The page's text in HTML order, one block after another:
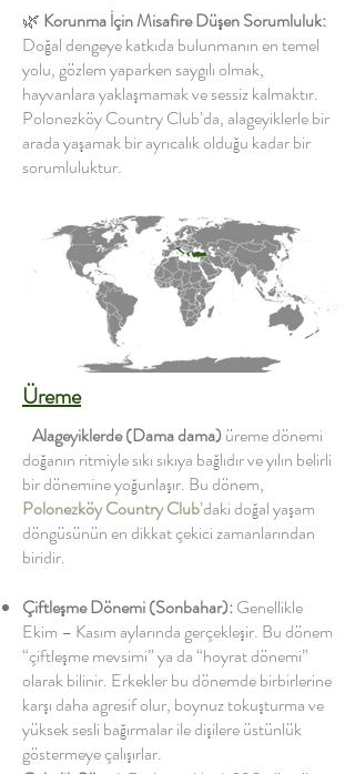
🌿 Korunma İçin Misafire Düşen Sorumluluk:
Doğal dengeye katkıda bulunmanın en temel
yolu, gözlem yaparken saygılı olmak,
hayvanlara yaklaşmamak ve sessiz kalmaktır.
Polonezköy Country Club’da, alageyiklerle bir
arada yaşamak bir ayrıcalık olduğu kadar bir
sorumluluktur.
Üreme
Alageyiklerde(Dama dama) üreme dönemi
doğanın ritmiyle sıkı sıkıya bağlıdır ve yılın belirli
bir dönemine yoğunlaşır. Bu dönem,
Polonezköy Country Club’daki doğal yaşam
döngüsünün en dikkat çekici zamanlarından
biridir.
Çiftleşme Dönemi (Sonbahar):Genellikle
Ekim – Kasım aylarında gerçekleşir. Bu dönem
“çiftleşme mevsimi” ya da “hoyrat dönemi”
olarak bilinir. Erkekler bu dönemde birbirlerine
karşı daha agresif olur, boynuz tokuşturma ve
yüksek sesli bağırmalar ile dişilere üstünlük
göstermeye çalışırlar.